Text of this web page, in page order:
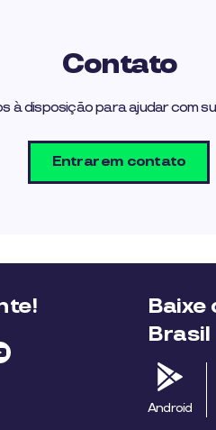
Contato
à disposição para ajudar com
Entrar em contato
Baixe
Brasil
Android